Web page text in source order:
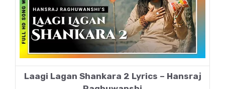
Laagi Lagan Shankara 2 Lyrics – Hansraj